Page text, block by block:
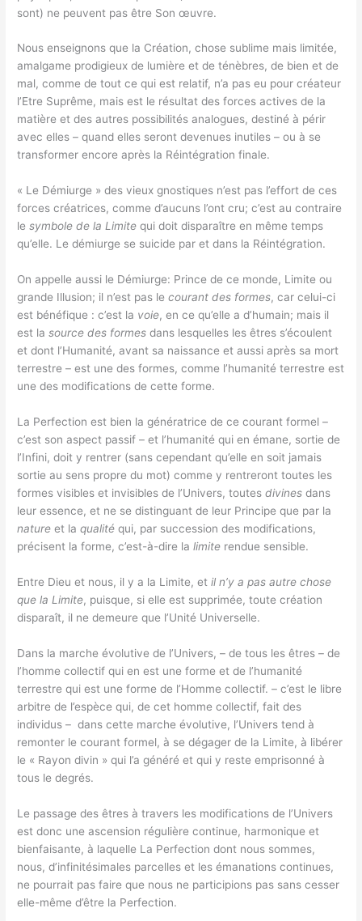
sont) ne peuvent pas être Son œuvre.
Nous enseignons que la Création, chose sublime mais limitée,
amalgame prodigieux de lumière et de ténèbres, de bien et de
mal, comme de tout ce qui est relatif, n’a pas eu pour créateur
l’Etre Suprême, mais est le résultat des forces actives de la
matière et des autres possibilités analogues, destiné à périr
avec elles – quand elles seront devenues inutiles – ou à se
transformer encore après la Réintégration finale.
« Le Démiurge » des vieux gnostiques n’est pas l’effort de ces
forces créatrices, comme d’aucuns l’ont cru; c’est au contraire
lesymbole de la Limite qui doit disparaître en même temps
qu’elle. Le démiurge se suicide par et dans la Réintégration.
On appelle aussi le Démiurge: Prince de ce monde, Limite ou
grande Illusion; il n’est pas lecourant des formes, car celui-ci
est bénéfique : c’est la voie, en ce qu’elle a d’humain; mais il
est lasource des formes dans lesquelles les êtres s’écoulent
et dont l’Humanité, avant sa naissance et aussi après sa mort
terrestre – est une des formes, comme l’humanité terrestre est
une des modifications de cette forme.
La Perfection est bien la génératrice de ce courant formel –
c’est son aspect passif – et l’humanité qui en émane, sortie de
l’Infini, doit y rentrer (sans cependant qu’elle en soit jamais
sortie au sens propre du mot) comme y rentreront toutes les
formes visibles et invisibles de l’Univers, toutesdivines dans
leur essence, et ne se distinguant de leur Principe que par la
nature et laqualité qui, par succession des modifications,
précisent la forme, c’est-à-dire lalimite rendue sensible.
Entre Dieu et nous, il y a la Limite, etil n’y a pas autre chose
que la Limite, puisque, si elle est supprimée, toute création
disparaît, il ne demeure que l’Unité Universelle.
Dans la marche évolutive de l’Univers, – de tous les êtres – de
l’homme collectif qui en est une forme et de l’humanité
terrestre qui est une forme de l’Homme collectif. – c’est le libre
arbitre de l’espèce qui, de cet homme collectif, fait des
individus – dans cette marche évolutive, l’Univers tend à
remonter le courant formel, à se dégager de la Limite, à libérer
le « Rayon divin » qui l’a généré et qui y reste emprisonné à
tous le degrés.
Le passage des êtres à travers les modifications de l’Univers
est donc une ascension régulière continue, harmonique et
bienfaisante, à laquelle La Perfection dont nous sommes,
nous, d’infinitésimales parcelles et les émanations continues,
ne pourrait pas faire que nous ne participions pas sans cesser
elle-même d’être la Perfection.